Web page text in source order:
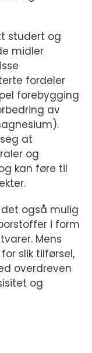
studert og
midler
fordeler
forebygging
av
at
og
kan føre til
også mulig
i form
Mens
slik tilførsel,
overdreven
og